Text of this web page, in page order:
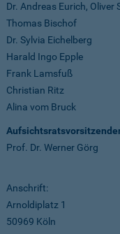
Dr. Andreas Eurich, Oliver
Thomas Bischof
Dr. Sylvia Eichelberg
Harald Ingo Epple
Frank Lamsfuß
Christian Ritz
Alina vom Bruck
Prof. Dr. Werner Görg
Anschrift:
Arnoldiplatz 1
50969 Köln